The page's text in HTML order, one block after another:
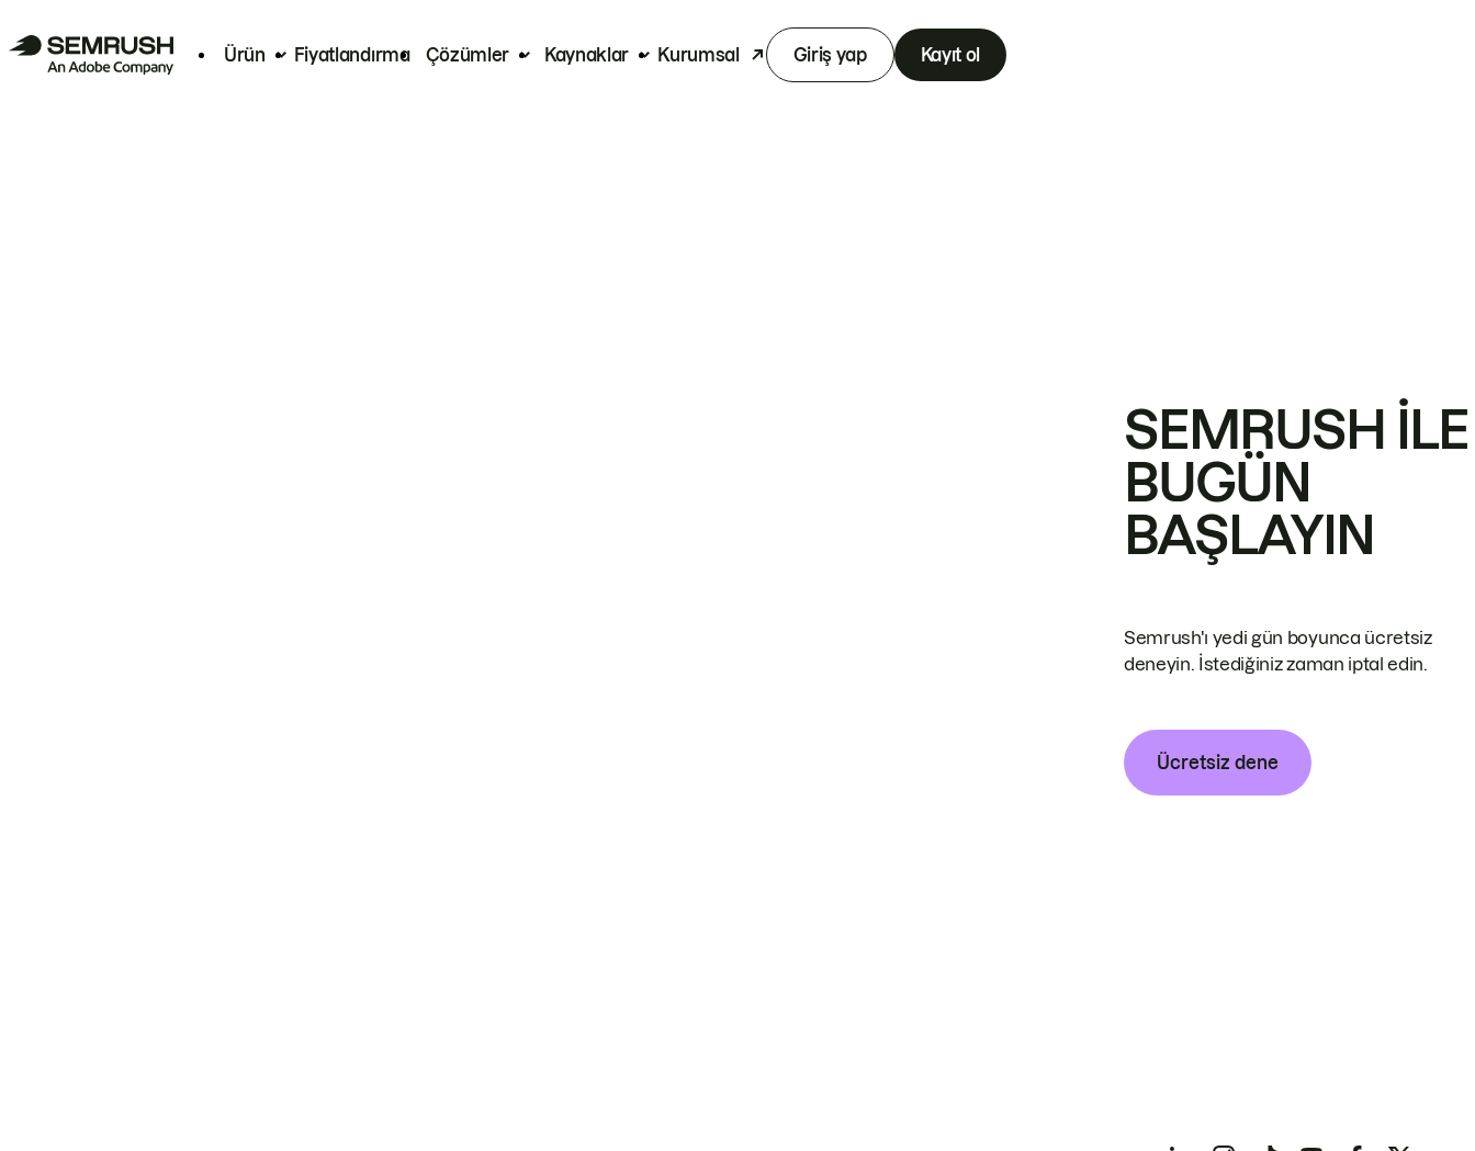
Ürün Fiyatlandırma Çözümler Kaynaklar Kurumsal Giriş yap Kayıt ol
SEMRUSH ILE
BUGÜN
BAŞLAYIN
Semrush'ı yedi gün boyunca ücretsiz
deneyin. İstediğiniz zaman iptal edin.
Ücretsiz dene